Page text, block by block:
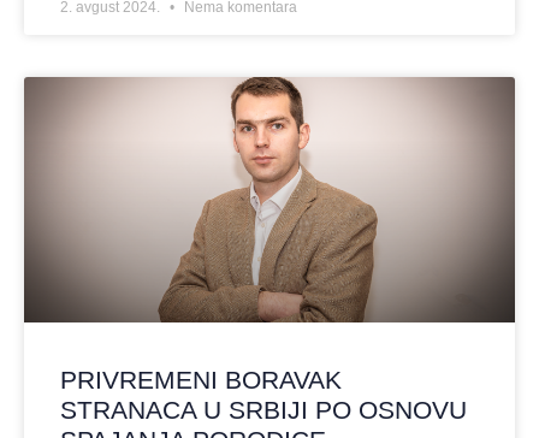
2. avgust 2024. Nema komentara
PRIVREMENI BORAVAK
STRANACA U SRBIJI PO OSNOVU